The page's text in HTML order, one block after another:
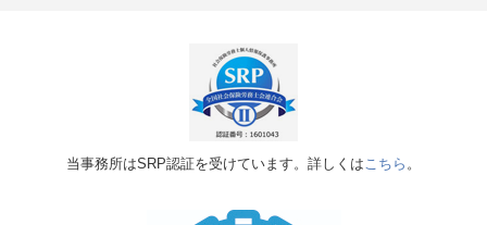
当事務所はSRP認証を受けています。詳しくはこちら 。